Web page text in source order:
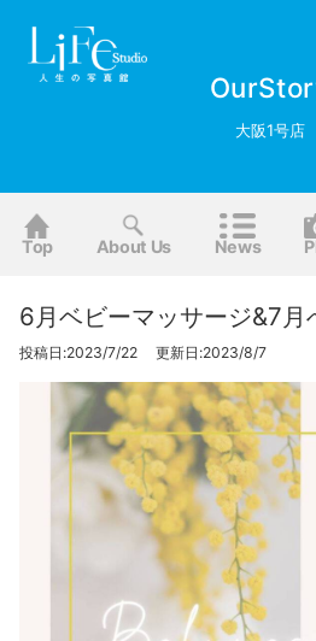
大阪1号店
Top About Us News
6月ベビーマッサージ&7月
投稿日:2023/7/22 更新日:2023/8/7